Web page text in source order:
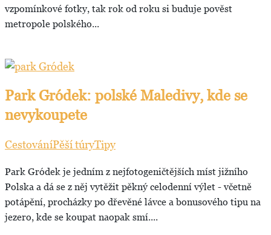
vzpomínkové fotky, tak rok od roku si buduje pověst
metropole polského...
Park Gródek: polské Maledivy, kde se
nevykoupete
CestováníPěší túryTipy
Park Gródek je jedním z nejfotogeničtějších míst jižního
Polska a dá se z něj vytěžit pěkný celodenní výlet - včetně
potápění, procházky po dřevěné lávce a bonusového tipu na
jezero, kde se koupat naopak smí....